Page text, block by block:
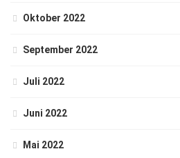
Oktober 2022
September 2022
Juli 2022
Juni 2022
Mai 2022